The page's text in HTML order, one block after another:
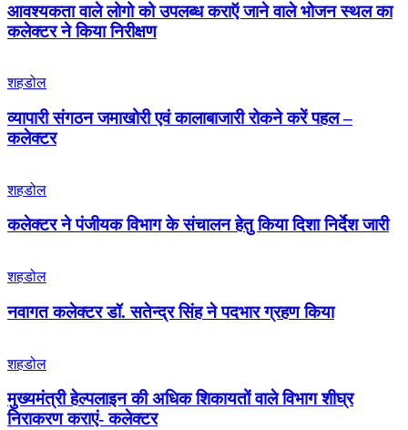
आवश्यकता वाले लोगो को उपलब्ध कराऍ जाने वाले भोजन स्थल का
कलेक्टर ने किया निरीक्षण
शहडोल
व्यापारी संगठन जमाखोरी एवं कालाबाजारी रोकने करें पहल –
कलेक्टर
शहडोल
कलेक्टर ने पंजीयक विभाग के संचालन हेतु किया दिशा निर्देश जारी
शहडोल
नवागत कलेक्टर डॉ. सतेन्द्र सिंह ने पदभार ग्रहण किया
शहडोल
मुख्यमंत्री हेल्पलाइन की अधिक शिकायतों वाले विभाग शीघ्र
निराकरण कराएं- कलेक्टर